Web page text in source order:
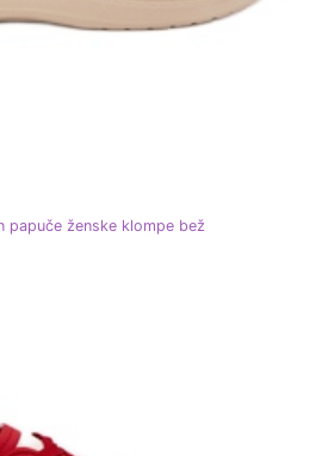
papuče ženske klompe bež